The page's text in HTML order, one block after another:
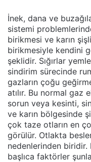
İnek, dana ve
sistemi
birikmesi ve karın
birikmesiyle kendini
şeklidir. Sığırlar
sindirim sürecinde
gazların çoğu
atılır. Bu normal gaz
sorun veya kesinti,
ve karın bölgesinde
çok taze otların en
görülür. Otlakta
nedenlerinden
başlıca faktörler